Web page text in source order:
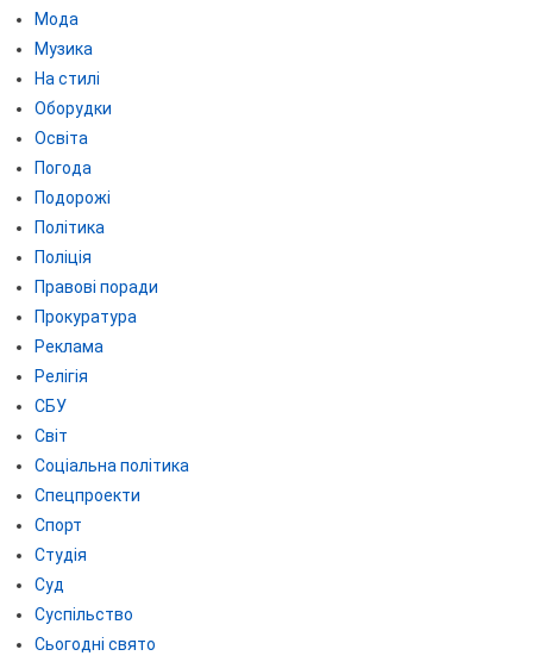
Мода
Музика
На стилі
Оборудки
Освіта
Погода
Подорожі
Політика
Поліція
Правові поради
Прокуратура
Реклама
Релігія
СБУ
Світ
Соціальна політика
Спецпроекти
Спорт
Студія
Суд
Суспільство
Сьогодні свято